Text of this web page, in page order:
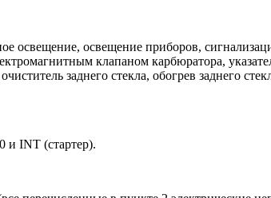
освещение, освещение приборов,
клапаном карбюратора,
заднего стекла, обогрев заднего
и INT (стартер).